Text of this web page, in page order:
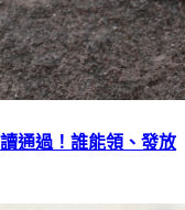
通過！誰能領、發放